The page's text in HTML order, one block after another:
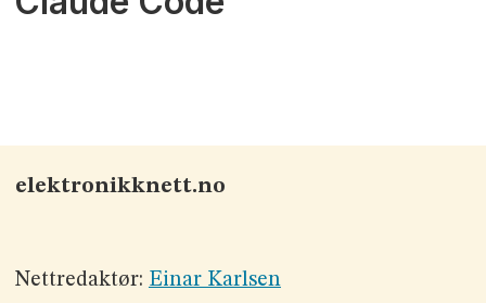
elektronikknett.no
Nettredaktør: Einar Karlsen